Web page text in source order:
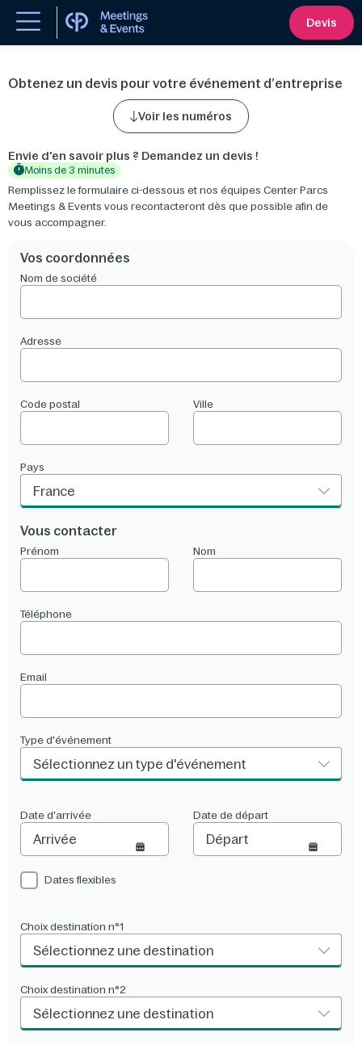
Devis
Obtenez un devis pour votre événement d’entreprise
Voir les numéros
Envie d'en savoir plus ? Demandez un devis !
Moins de 3 minutes
Remplissez le formulaire ci-dessous et nos équipes Center Parcs
Meetings & Events vous recontacteront dès que possible afin de
vous accompagner.
Vos coordonnées
Nom de société
Adresse
Code postal Ville
Pays
France
Vous contacter
Prénom Nom
Téléphone
Email
Type d'événement
Sélectionnez un type d'événement
Date d'arrivée Date de départ
Dates flexibles
Choix destination n°1
Sélectionnez une destination
Choix destination n°2
Sélectionnez une destination